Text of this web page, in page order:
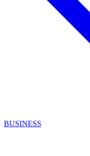
BUSINESS